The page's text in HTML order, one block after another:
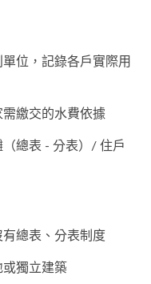
位，記錄各戶實際用
繳交的水費依據
總表 - 分表）/ 住戶
總表、分表制度
或獨立建築